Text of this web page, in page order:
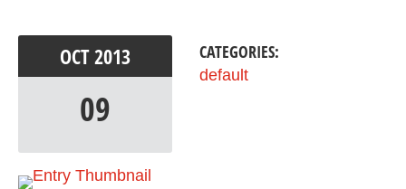
OCT2013
09
CATEGORIES:
default